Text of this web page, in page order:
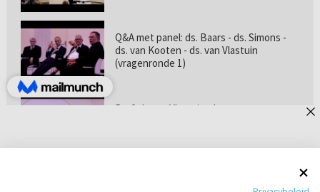
Q&A met panel: ds. Baars - ds. Simons -
ds. van Kooten - ds. van Vlastuin
(vragenronde 1)
Prof. dr. van Vlastuin - Is